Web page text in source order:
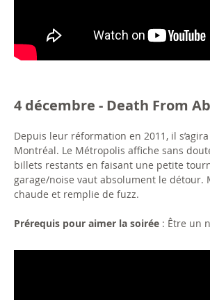
4 décembre - Death From
Depuis leur réformation en 2011, il
Montréal. Le Métropolis affiche sans
billets restants en faisant une petite
garage/noise vaut absolument le détour.
chaude et remplie de fuzz.
Prérequis pour aimer la soirée : Être un